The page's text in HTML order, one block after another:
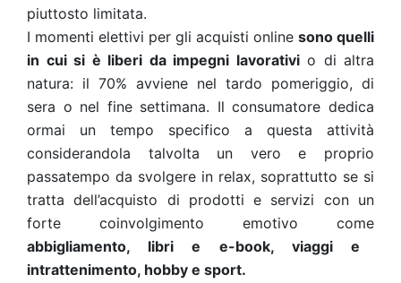
piuttosto limitata.
I momenti elettivi per gli acquisti online sono quelli
in cui si è liberi da impegni lavorativio di altra
natura: il 70% avviene nel tardo pomeriggio, di
sera o nel fine settimana. Il consumatore dedica
ormai un tempo specifico a questa attività
considerandola talvolta un vero e proprio
passatempo da svolgere in relax, soprattutto se si
tratta dell’acquisto di prodotti e servizi con un
forte coinvolgimento emotivo come
abbigliamento, libri e e-book, viaggi e
intrattenimento, hobby e sport.